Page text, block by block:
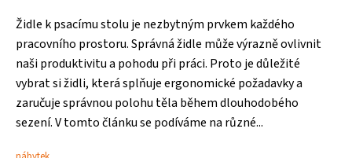
Židle k psacímu stolu je nezbytným prvkem každého
pracovního prostoru. Správná židle může výrazně ovlivnit
naši produktivitu a pohodu při práci. Proto je důležité
vybrat si židli, která splňuje ergonomické požadavky a
zaručuje správnou polohu těla během dlouhodobého
sezení. V tomto článku se podíváme na různé...